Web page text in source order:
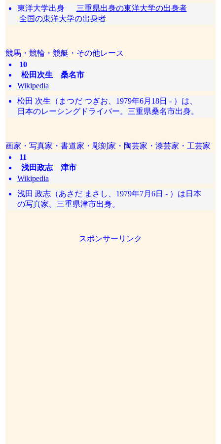
東洋大学出身 三重県出身の東洋大学の出身者
全国の東洋大学の出身者
競馬・競輪・競艇・その他レース
10
松田次生 桑名市
Wikipedia
松田 次生（まつだ つぎお、1979年6月18日 - ）は、
日本のレーシングドライバー。三重県桑名市出身。
画家・写真家・書道家・彫刻家・陶芸家・漆芸家・工芸家
11
浅田政志 津市
Wikipedia
浅田 政志（あさだ まさし、1979年7月6日 - ）は日本
の写真家。三重県津市出身。
スポンサーリンク